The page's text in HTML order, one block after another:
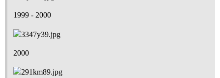
1999 - 2000
2000